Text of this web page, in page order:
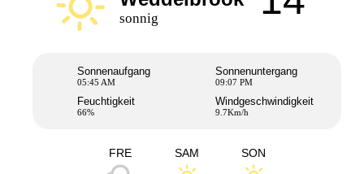
sonnig
Sonnenaufgang
05:45 AM
Sonnenuntergang
09:07 PM
Feuchtigkeit
66%
Windgeschwindigkeit
9.7Km/h
FRE SAM SON